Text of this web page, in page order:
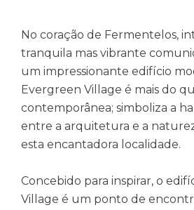
No coração de Fermentelos,
tranquila mas vibrante
um impressionante edifício
Evergreen Village é mais do
contemporânea; simboliza a
entre a arquitetura e a
esta encantadora localidade.
Concebido para inspirar, o
Village é um ponto de